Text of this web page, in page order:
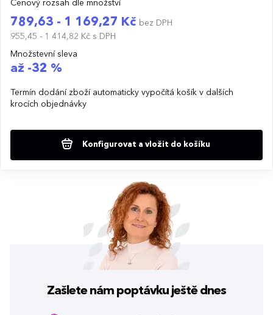
Cenový rozsah dle množství
789,63 - 1 169,27 Kč bez DPH
955,45 - 1 414,82 Kč s DPH
Množstevní sleva
až -32 %
Termín dodání zboží automaticky vypočítá košík v dalších
krocích objednávky
Konfigurovat a vložit do košíku
Zašlete nám poptávku ještě dnes